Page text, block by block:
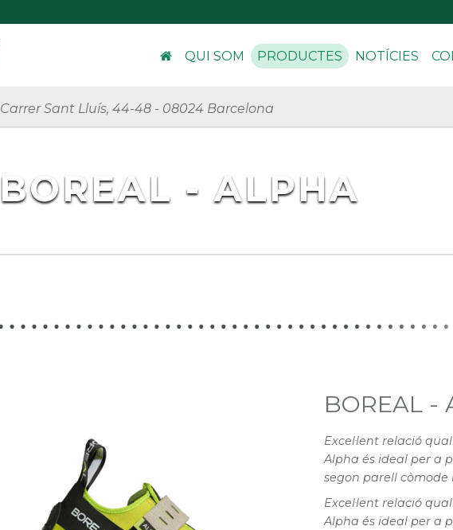
QUI SOM PRODUCTES NOTÍCIES
Carrer Sant Lluís, 44-48 - 08024 Barcelona
BOREAL - ALPHA
BOREAL -
Excel·lent relació
Alpha és ideal per a
segon parell còmode
Excel·lent relació
Alpha és ideal per a